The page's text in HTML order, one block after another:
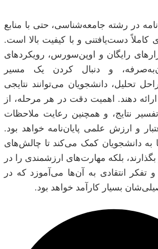
در رشته جامعه‌شناسی، حتی با منابع
کاملاً دست‌یافتنی و با کیفیت بالا است.
رایگان و اوپن‌سورس، رویکردهای
و دنبال کردن یک مسیر
تحلیل، دانشجویان می‌توانند نتایجی
ارائه دهند. اهمیت دقت در هر مرحله، از
نتایج، و همچنین رعایت ملاحظات
و ارزش علمی پایان‌نامه خواهد بود.
به دانشجویان کمک می‌کند تا چالش‌های
بلکه مهارت‌های ارزشمندی را در
و تفکر انتقادی به آن‌ها می‌آموزد که در
بسیار کارآمد خواهد بود.